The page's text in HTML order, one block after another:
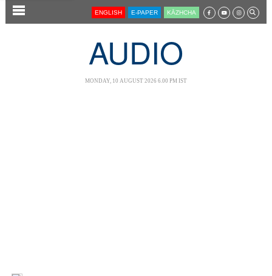
SECTIONS ENGLISH E-PAPER KĀZHCHA
AUDIO
MONDAY, 10 AUGUST 2026 6.00 PM IST